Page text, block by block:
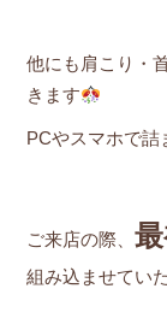
他にも肩こり・
きます
PCやスマホで詰
ご来店の際、
組み込ませてい